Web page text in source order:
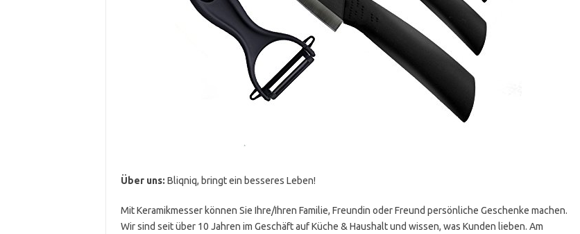
Über uns: Bliqniq, bringt ein besseres Leben!
Mit Keramikmesser können Sie Ihre/Ihren Familie, Freundin oder Freund persönliche Geschenke machen.
Wir sind seit über 10 Jahren im Geschäft auf Küche & Haushalt und wissen, was Kunden lieben. Am